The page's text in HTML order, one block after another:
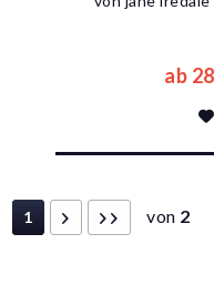
ab
1 von 2